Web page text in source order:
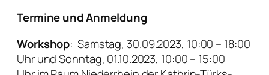
Termine und Anmeldung
Workshop: Samstag, 30.09.2023, 10:00 – 18:00
Uhr und Sonntag, 01.10.2023, 10:00 – 15:00